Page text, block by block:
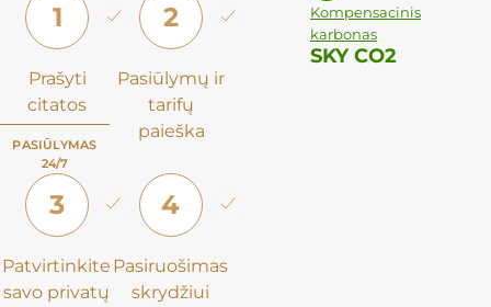
1
Prašyti
citatos
PASIŪLYMAS
24/7
2
Pasiūlymų ir
tarifų
paieška
3
Patvirtinkite
savo privatų
4
Pasiruošimas
skrydžiui
Kompensacinis
karbonas
SKY CO2